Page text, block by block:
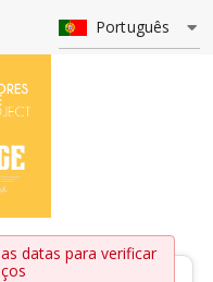
Português
datas para verificar